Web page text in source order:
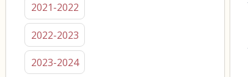
2021-2022
2022-2023
2023-2024